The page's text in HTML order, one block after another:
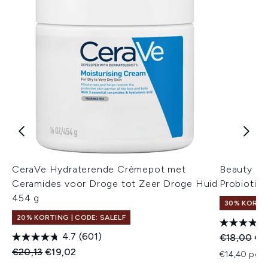
CeraVe Hydraterende Crèmepot met
Ceramides voor Droge tot Zeer Droge Huid
454 g
20% KORTING | CODE: SALELF
4.7 (601)
Recommended Retail Price:
€20,13Huidige prijs:
€19,02
Beauty of
30%
€18,00
€14,40 per